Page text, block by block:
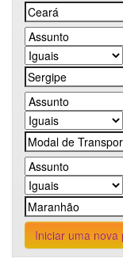
Iniciar uma nova